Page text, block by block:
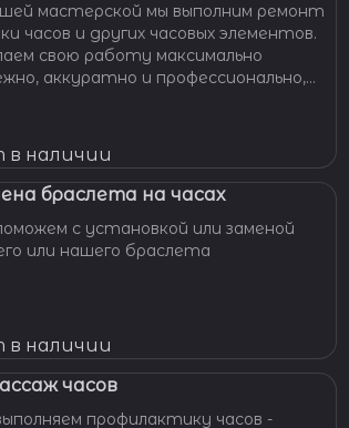
мастерской мы выполним ремонт
часов и других часовых элементов.
свою работу максимально
аккуратно и профессионально,
в наличии
браслета на часах
с установкой или заменой
или нашего браслета
в наличии
часов
профилактику часов -